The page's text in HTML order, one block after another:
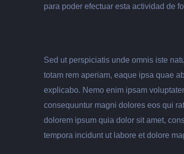
para poder efectuar esta actividad de
Sed ut perspiciatis unde omnis iste
totam rem aperiam, eaque ipsa quae
explicabo. Nemo enim ipsam
consequuntur magni dolores eos qui
dolorem ipsum quia dolor sit amet,
tempora incidunt ut labore et dolore